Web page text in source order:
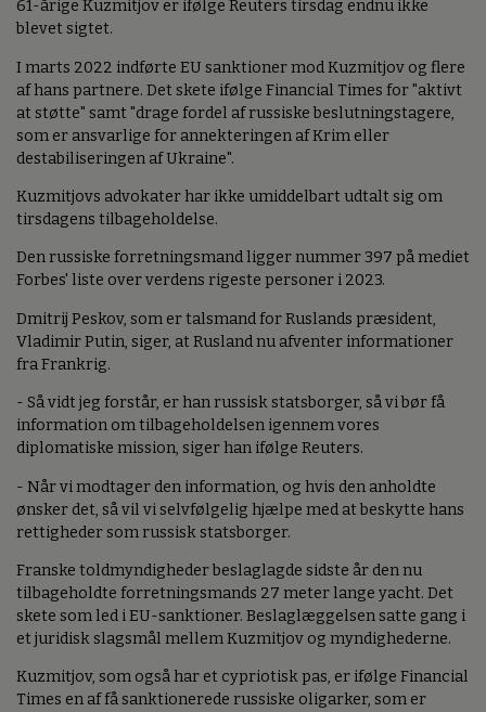
61-årige Kuzmitjov er ifølge Reuters tirsdag endnu ikke
blevet sigtet.
I marts 2022 indførte EU sanktioner mod Kuzmitjov og flere
af hans partnere. Det skete ifølge Financial Times for "aktivt
at støtte" samt "drage fordel af russiske beslutningstagere,
som er ansvarlige for annekteringen af Krim eller
destabiliseringen af Ukraine".
Kuzmitjovs advokater har ikke umiddelbart udtalt sig om
tirsdagens tilbageholdelse.
Den russiske forretningsmand ligger nummer 397 på mediet
Forbes' liste over verdens rigeste personer i 2023.
Dmitrij Peskov, som er talsmand for Ruslands præsident,
Vladimir Putin, siger, at Rusland nu afventer informationer
fra Frankrig.
- Så vidt jeg forstår, er han russisk statsborger, så vi bør få
information om tilbageholdelsen igennem vores
diplomatiske mission, siger han ifølge Reuters.
- Når vi modtager den information, og hvis den anholdte
ønsker det, så vil vi selvfølgelig hjælpe med at beskytte hans
rettigheder som russisk statsborger.
Franske toldmyndigheder beslaglagde sidste år den nu
tilbageholdte forretningsmands 27 meter lange yacht. Det
skete som led i EU-sanktioner. Beslaglæggelsen satte gang i
et juridisk slagsmål mellem Kuzmitjov og myndighederne.
Kuzmitjov, som også har et cypriotisk pas, er ifølge Financial
Times en af få sanktionerede russiske oligarker, som er